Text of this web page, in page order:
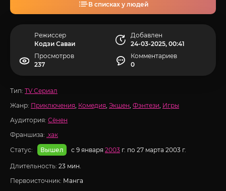
В списках у людей
Режиссер
Кодзи Саваи
Добавлен
24-03-2025, 00:41
Просмотров
237
Комментариев
0
Тип: TV Сериал
Жанр: Приключения, Комедия, Экшен, Фэнтези, Игры
Аудитория: Сёнен
Франшиза: .хак
Статус:
Вышел с 9 января 2003 г. по 27 марта 2003 г.
Длительность: 23 мин.
Первоисточник: Манга